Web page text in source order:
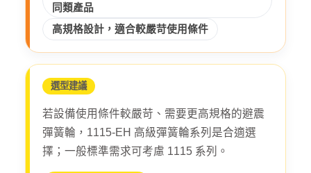
同類產品
高規格設計，適合較嚴苛使用條件
選型建議
若設備使用條件較嚴苛、需要更高規格的避震
彈簧輪，1115-EH 高級彈簧輪系列是合適選
擇；一般標準需求可考慮 1115 系列。